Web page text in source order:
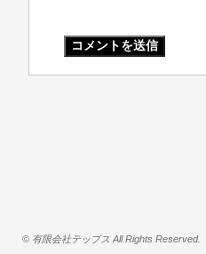
© 有限会社テップス All Rights Reserved.